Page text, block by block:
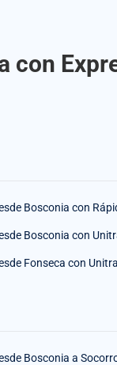
con
Bosconia con
Bosconia con
Fonseca con
Bosconia a